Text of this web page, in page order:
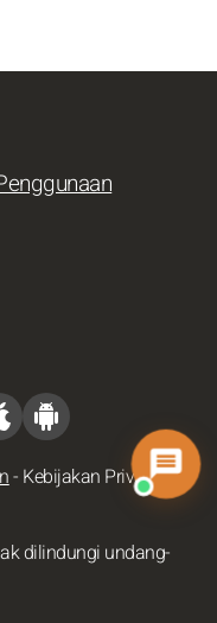
- Kebijakan Privasi-
dilindungi undang-